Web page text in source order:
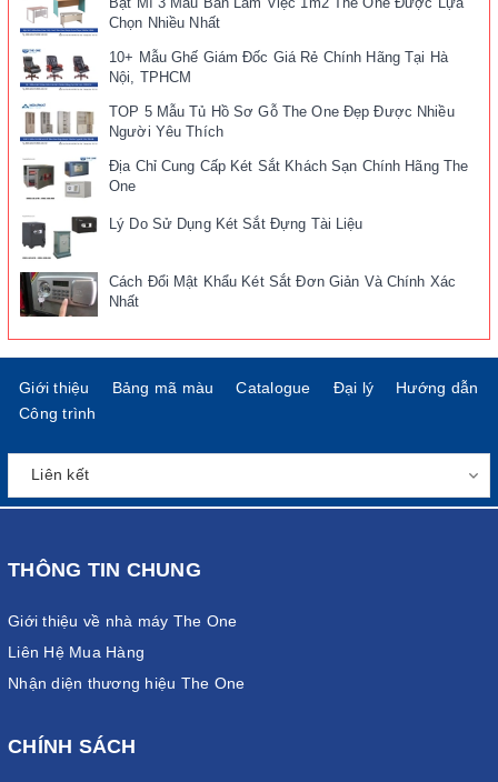
Chọn Nhiều Nhất
10+ Mẫu Ghế Giám Đốc Giá Rẻ Chính Hãng Tại Hà
Nội, TPHCM
TOP 5 Mẫu Tủ Hồ Sơ Gỗ The One Đẹp Được Nhiều
Người Yêu Thích
Địa Chỉ Cung Cấp Két Sắt Khách Sạn Chính Hãng The
One
Lý Do Sử Dụng Két Sắt Đựng Tài Liệu
Cách Đổi Mật Khẩu Két Sắt Đơn Giản Và Chính Xác
Nhất
Giới thiệu Bảng mã màu Catalogue Đại lý
Hướng dẫn
Công trình
THÔNG TIN CHUNG
Giới thiệu về nhà máy The One
Liên Hệ Mua Hàng
Nhận diện thương hiệu The One
CHÍNH SÁCH